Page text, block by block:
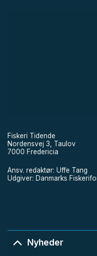
Fiskeri Tidende
Nordensvej 3, Taulov
7000 Fredericia
Ansv. redaktør: Uffe Tang
Udgiver: Danmarks
Nyheder